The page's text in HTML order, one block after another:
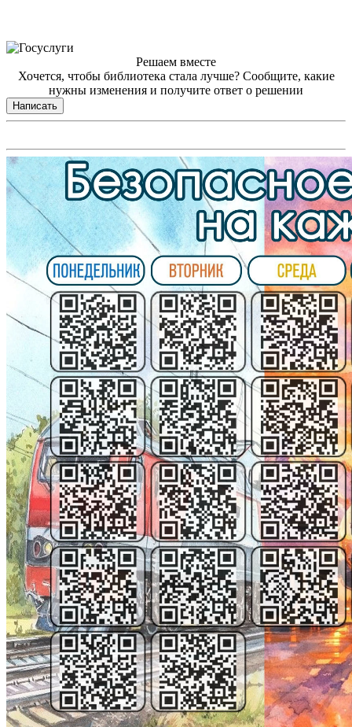
Решаем вместе
Хочется, чтобы библиотека стала лучше? Сообщите, какие
нужны изменения и получите ответ о решении
Написать